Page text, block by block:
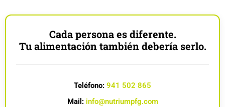
Cada persona es diferente.
Tu alimentación también debería serlo.
Teléfono: 941 502 865
Mail: info@nutriumpfg.com